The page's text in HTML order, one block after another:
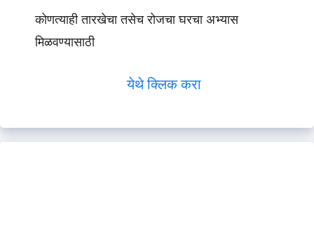
कोणत्याही तारखेचा तसेच रोजचा घरचा अभ्यास
मिळवण्यासाठी
येथे क्लिक करा